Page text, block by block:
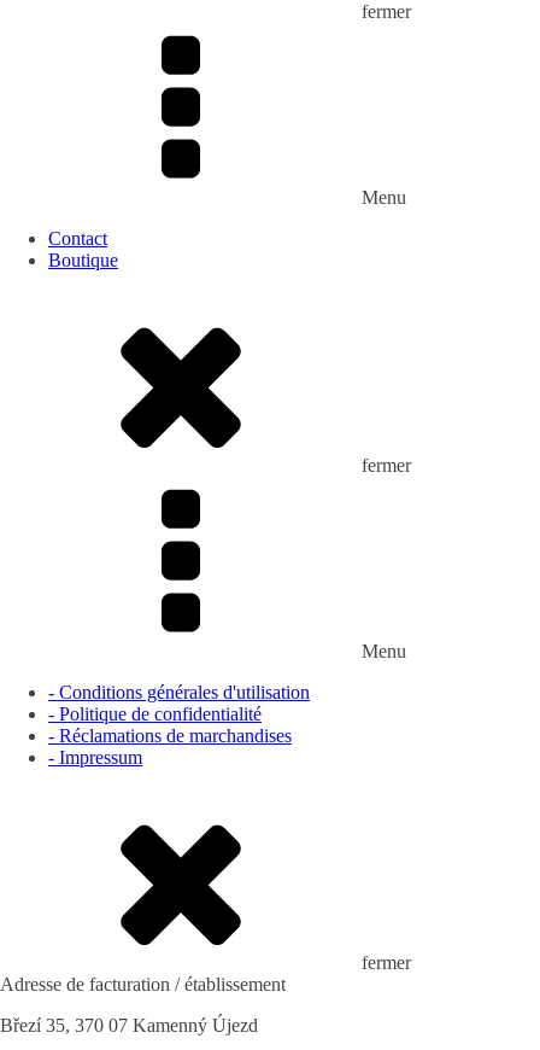
fermer
Menu
Contact
Boutique
fermer
Menu
- Conditions générales d'utilisation
- Politique de confidentialité
- Réclamations de marchandises
- Impressum
fermer
Adresse de facturation / établissement
Březí 35, 370 07 Kamenný Újezd